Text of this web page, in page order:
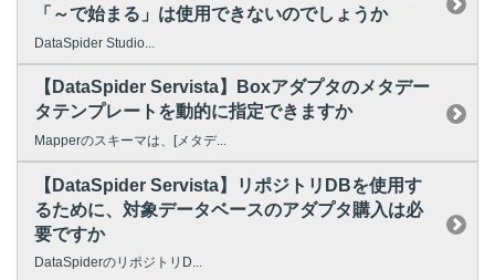
「～で始まる」は使用できないのでしょうか
DataSpider Studio...
【DataSpider Servista】Boxアダプタのメタデー
タテンプレートを動的に指定できますか
Mapperのスキーマは、[メタデ...
【DataSpider Servista】リポジトリDBを使用す
るために、対象データベースのアダプタ購入は必
要ですか
DataSpiderのリポジトリD...